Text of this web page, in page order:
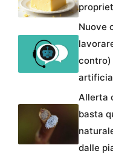
Nuove
contro)
Allerta
basta
dalle